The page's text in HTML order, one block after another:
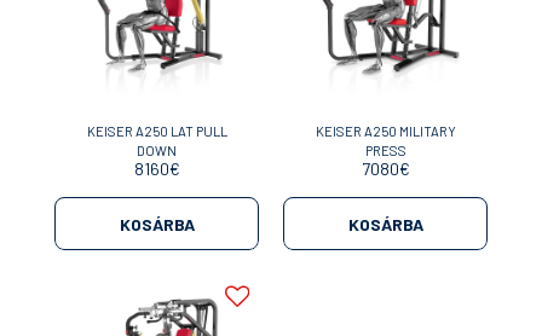
KEISER A250 LAT PULL
DOWN
8160€
KOSÁRBA
KEISER A250 MILITARY
PRESS
7080€
KOSÁRBA